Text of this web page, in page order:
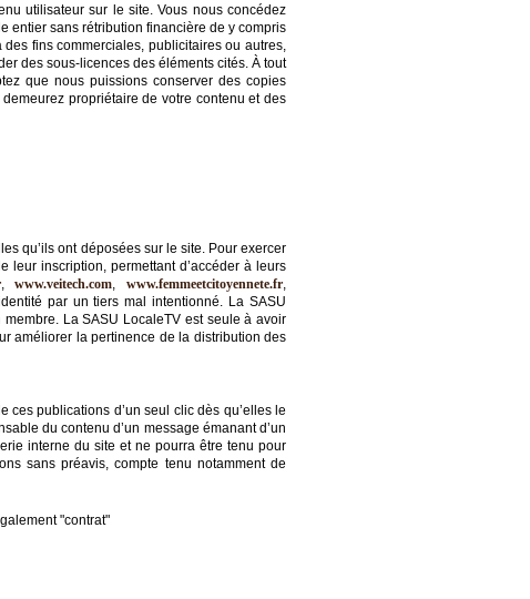
utilisateur sur le site. Vous nous concédez
entier sans rétribution financière de y compris
fins commerciales, publicitaires ou autres,
des sous-licences des éléments cités. À tout
que nous puissions conserver des copies
propriétaire de votre contenu et des
qu’ils ont déposées sur le site. Pour exercer
leur inscription, permettant d’accéder à leurs
,www.veitech.com ,www.femmeetcitoyennete.fr
par un tiers mal intentionné. La SASU
La SASU LocaleTV est seule à avoir
améliorer la pertinence de la distribution des
publications d’un seul clic dès qu’elles le
du contenu d’un message émanant d’un
interne du site et ne pourra être tenu pour
sans préavis, compte tenu notamment de
"contrat"